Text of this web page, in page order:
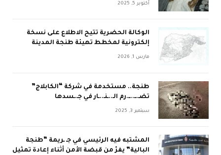
أكتوبر 5, 2025
الوكالة الحضرية تتيح الاطلاع على نسخة
إلكترونية لمخطط تهيئة طنجة المدينة
مارس 1, 2026
طنجة.. مستخدمة في شركة “الكابلاج”
تضـ.ــ..ــ.رم الـ..ـنـ..ـار في جـ.ـسدها
سبتمبر 3, 2025
المشتبه فيه الرئيسي في جـ ـريمة “طنجة
البالية” يفرّ من قبضة الأمن أثناء إعادة تمثيل